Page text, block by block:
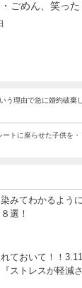
ごめん、笑った
う理由で急に婚約破棄
ートに座らせた子供を
みてわかるよう
選！
ておいて！！
ストレスが軽減